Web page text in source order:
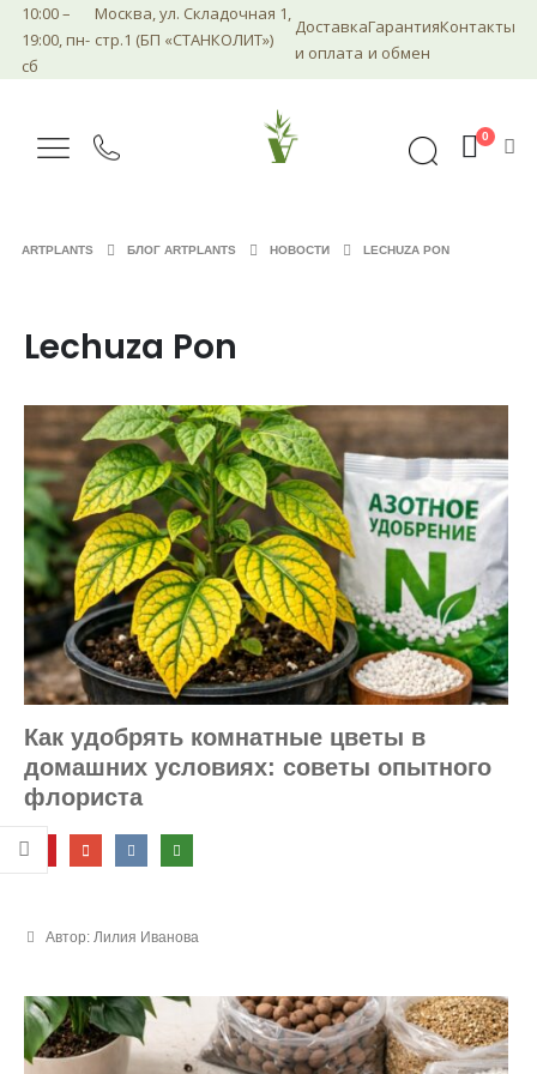
10:00 –
19:00, пн-
сб
Москва, ул. Складочная 1,
стр.1 (БП «СТАНКОЛИТ»)
Доставка
и оплата
Гарантия
и обмен
Контакты
0
ARTPLANTS БЛОГ ARTPLANTS НОВОСТИ LECHUZA PON
Lechuza Pon
Как удобрять комнатные цветы в
домашних условиях: советы опытного
флориста
Автор: Лилия Иванова